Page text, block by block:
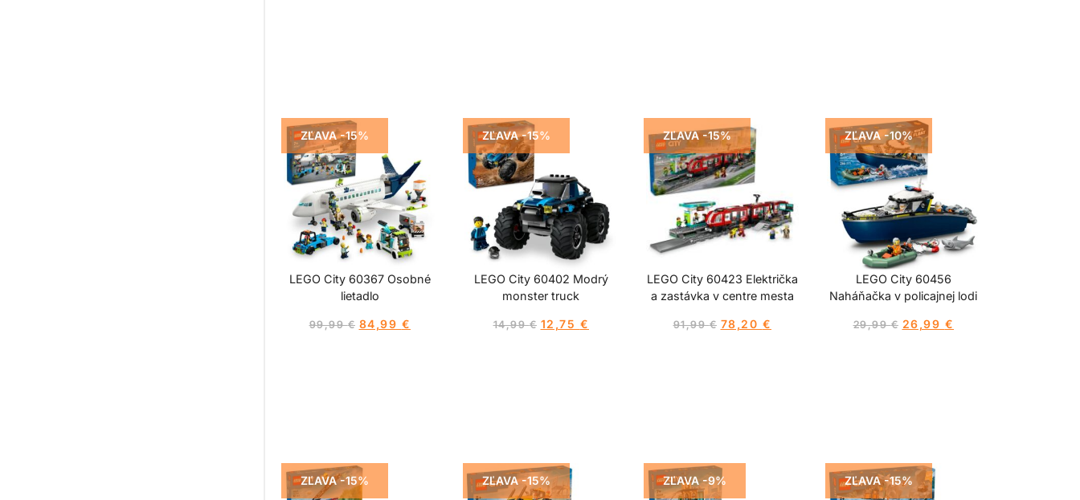
ZĽAVA -15%
LEGO City 60367 Osobné
lietadlo
99,99€ 84,99 €
ZĽAVA -15%
LEGO City 60402 Modrý
monster truck
14,99€ 12,75 €
ZĽAVA -15%
LEGO City 60423 Električka
a zastávka v centre mesta
91,99€ 78,20 €
ZĽAVA -10%
LEGO City 60456
Naháňačka v policajnej lodi
29,99€ 26,99 €
ZĽAVA -15% ZĽAVA -15% ZĽAVA -9% ZĽAVA -15%